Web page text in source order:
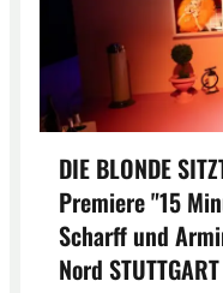
DIE BLONDE
Premiere "15
Scharff und
Nord STUTTGART